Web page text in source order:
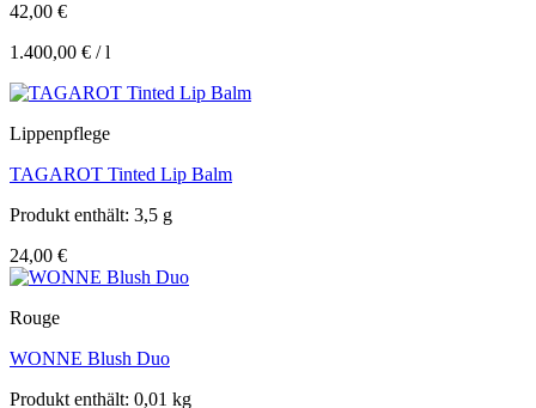
42,00 €
1.400,00 € /l
Lippenpflege
TAGAROT Tinted Lip Balm
Produkt enthält: 3,5 g
24,00 €
Rouge
WONNE Blush Duo
Produkt enthält: 0,01 kg